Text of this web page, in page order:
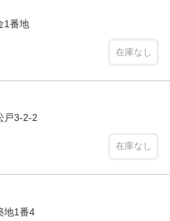
1番地
在庫なし
戸3-2-2
在庫なし
地1番4